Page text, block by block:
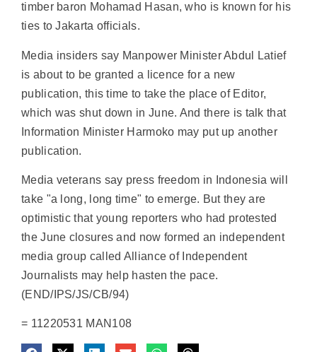
timber baron Mohamad Hasan, who is known for his
ties to Jakarta officials.
Media insiders say Manpower Minister Abdul Latief
is about to be granted a licence for a new
publication, this time to take the place of Editor,
which was shut down in June. And there is talk that
Information Minister Harmoko may put up another
publication.
Media veterans say press freedom in Indonesia will
take "a long, long time" to emerge. But they are
optimistic that young reporters who had protested
the June closures and now formed an independent
media group called Alliance of Independent
Journalists may help hasten the pace.
(END/IPS/JS/CB/94)
= 11220531 MAN108